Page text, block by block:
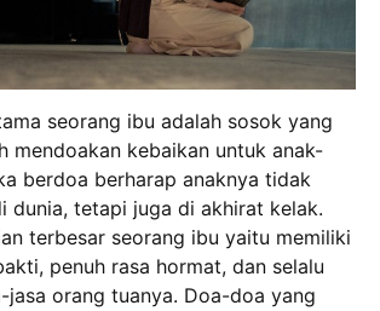
seorang ibu adalah sosok yang
mendoakan kebaikan untuk anak-
berdoa berharap anaknya tidak
dunia, tetapi juga di akhirat kelak.
terbesar seorang ibu yaitu memiliki
penuh rasa hormat, dan selalu
jasa orang tuanya. Doa-doa yang